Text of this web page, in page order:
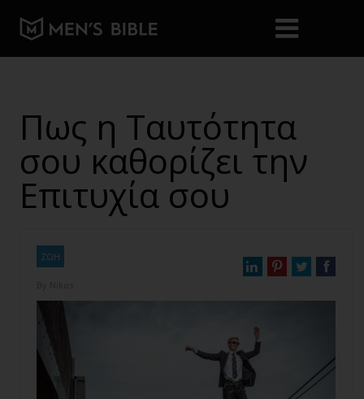
Πως η Ταυτότητα
σου καθορίζει την
Επιτυχία σου
ΖΩΗ